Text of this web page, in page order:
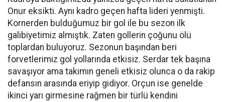
Onur eksikti. Aynı kadro geçen hafta lideri yenmişti.
Kornerden bulduğumuz bir gol ile bu sezon ilk
galibiyetimiz almıştık. Zaten gollerin çoğunu ölü
toplardan buluyoruz. Sezonun başından beri
forvetlerimiz gol yollarında etkisiz. Serdar tek başına
savaşıyor ama takımın geneli etkisiz olunca o da rakip
defansın arasında eriyip gidiyor. Orçun ise genelde
ikinci yarı girmesine rağmen bir türlü kendini